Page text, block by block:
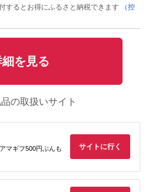
するとお得にふるさと納税できます
（控
を見る
の取扱いサイト
マギフ500円ぶんも
サイトに行く